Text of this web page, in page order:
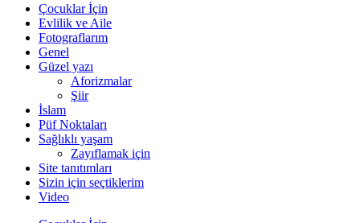
Çocuklar İçin
Evlilik ve Aile
Fotograflarım
Genel
Güzel yazı
Aforizmalar
Şiir
İslam
Püf Noktaları
Sağlıklı yaşam
Zayıflamak için
Site tanıtımları
Sizin için seçtiklerim
Video